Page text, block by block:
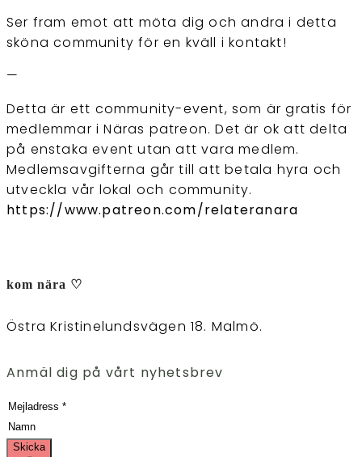
Ser fram emot att möta dig och andra i detta
sköna community för en kväll i kontakt!
—
Detta är ett community-event, som är gratis för
medlemmar i Näras patreon. Det är ok att delta
på enstaka event utan att vara medlem.
Medlemsavgifterna går till att betala hyra och
utveckla vår lokal och community.
https://www.patreon.com/relateranara
kom nära ♡
Östra Kristinelundsvägen 18. Malmö.
Anmäl dig på vårt nyhetsbrev
Skicka